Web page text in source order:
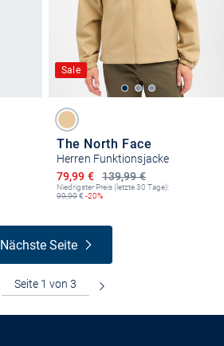
Sale
The North Face
Herren Funktionsjacke
139,99 €
Ermäßigter Preis
79,99 €
Niedrigster Preis (letzte 30 Tage):
99,99€ -20%
Nächste Seite